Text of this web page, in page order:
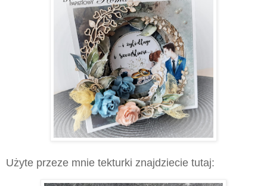
Użyte przeze mnie tekturki znajdziecie tutaj: